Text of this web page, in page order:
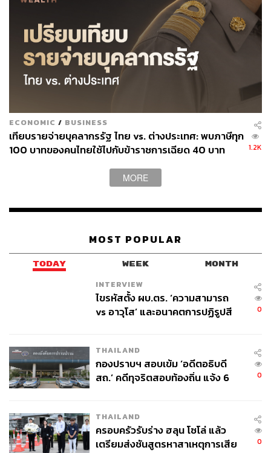
ABOUT THE AUTHOR
THE STANDARD TEAM
กองบรรณาธิการ THE STANDARD
ECONOMIC / BUSINESS
เทียบรายจ่ายบุคลากรรัฐ ไทย vs. ต่างประเทศ: พบภาษีทุก
100 บาทของคนไทยใช้ไปกับข้าราชการเฉียด 40 บาท
1.2K
MORE
MOST POPULAR
TODAY WEEK MONTH
INTERVIEW
ไขรหัสตั้ง ผบ.ตร. ‘ความสามารถ
vs อาวุโส’ และอนาคตการปฏิรูปสี
0
THAILAND
กองปราบฯ สอบเข้ม ‘อดีตอธิบดี
สถ.’ คดีทุจริตสอบท้องถิ่น แจ้ง 6
0
THAILAND
ครอบครัวรับร่าง ฮลุน โซโล่ แล้ว
เตรียมส่งชันสูตรหาสาเหตุการเสีย
0